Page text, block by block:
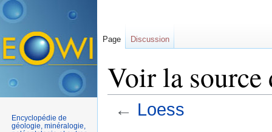
Voir la source
← Loess
Page Discussion
Encyclopédie de
géologie, minéralogie,